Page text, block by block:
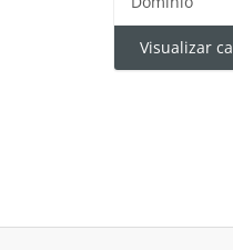
Visualizar